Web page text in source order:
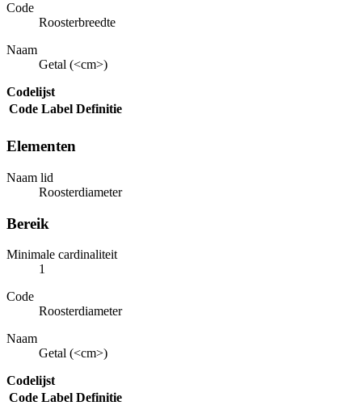
Code
Roosterbreedte
Naam
Getal (<cm>)
Codelijst
Code Label Definitie
Elementen
Naam lid
Roosterdiameter
Bereik
Minimale cardinaliteit
1
Code
Roosterdiameter
Naam
Getal (<cm>)
Codelijst
Code Label Definitie